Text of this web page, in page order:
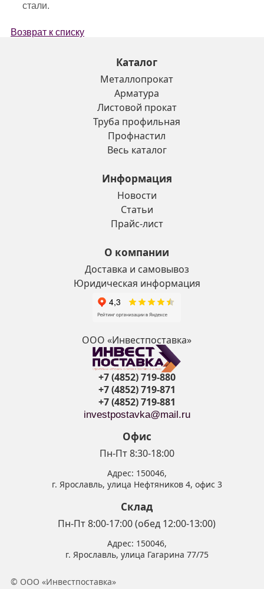
стали.
Возврат к списку
Каталог
Металлопрокат
Арматура
Листовой прокат
Труба профильная
Профнастил
Весь каталог
Информация
Новости
Статьи
Прайс-лист
О компании
Доставка и самовывоз
Юридическая информация
ООО «Инвестпоставка»
+7 (4852) 719-880
+7 (4852) 719-871
+7 (4852) 719-881
investpostavka@mail.ru
Офис
Пн-Пт 8:30-18:00
Адрес: 150046,
г. Ярославль, улица Нефтяников 4, офис 3
Склад
Пн-Пт 8:00-17:00 (обед 12:00-13:00)
Адрес: 150046,
г. Ярославль, улица Гагарина 77/75
© ООО «Инвестпоставка»